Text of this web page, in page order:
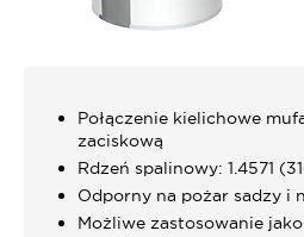
Połączenie kielichowe
zaciskową
Rdzeń spalinowy: 1.4571
Odporny na pożar sadzy i
Możliwe zastosowanie jako